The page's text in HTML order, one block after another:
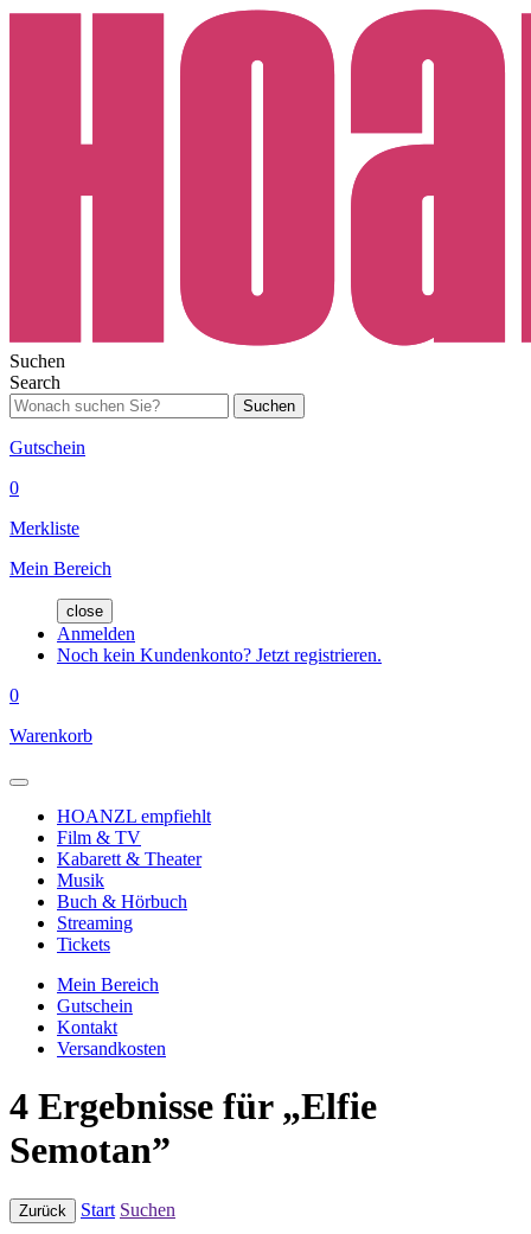
Suchen
Search
Suchen
Gutschein
0
Merkliste
Mein Bereich
close
Anmelden
Noch kein Kundenkonto? Jetzt registrieren.
0
Warenkorb
HOANZL empfiehlt
Film & TV
Kabarett & Theater
Musik
Buch & Hörbuch
Streaming
Tickets
Mein Bereich
Gutschein
Kontakt
Versandkosten
4 Ergebnisse für „Elfie
Semotan”
Zurück Start Suchen